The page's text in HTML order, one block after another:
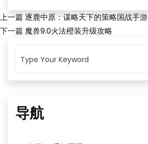
上一篇逐鹿中原：谋略天下的策略国战手游
下一篇 魔兽9.0火法橙装升级攻略
导航